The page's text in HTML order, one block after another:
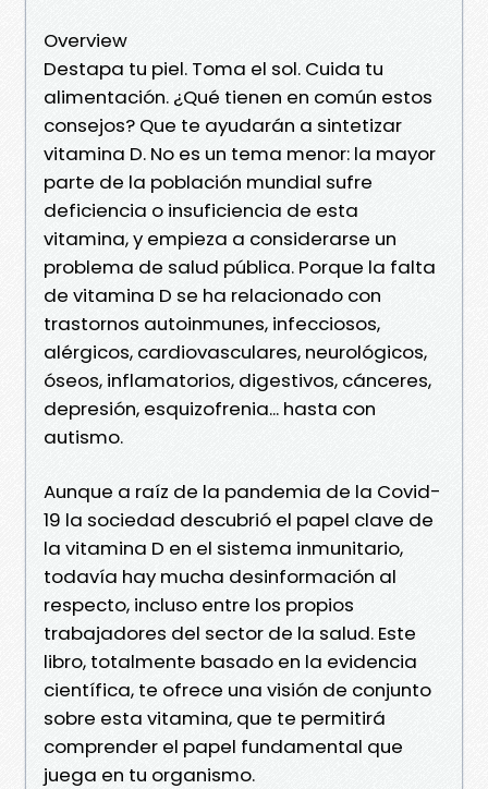
Overview
Destapa tu piel. Toma el sol. Cuida tu
alimentación. ¿Qué tienen en común estos
consejos? Que te ayudarán a sintetizar
vitamina D. No es un tema menor: la mayor
parte de la población mundial sufre
deficiencia o insuficiencia de esta
vitamina, y empieza a considerarse un
problema de salud pública. Porque la falta
de vitamina D se ha relacionado con
trastornos autoinmunes, infecciosos,
alérgicos, cardiovasculares, neurológicos,
óseos, inflamatorios, digestivos, cánceres,
depresión, esquizofrenia... hasta con
autismo.
Aunque a raíz de la pandemia de la Covid-
19 la sociedad descubrió el papel clave de
la vitamina D en el sistema inmunitario,
todavía hay mucha desinformación al
respecto, incluso entre los propios
trabajadores del sector de la salud. Este
libro, totalmente basado en la evidencia
científica, te ofrece una visión de conjunto
sobre esta vitamina, que te permitirá
comprender el papel fundamental que
juega en tu organismo.